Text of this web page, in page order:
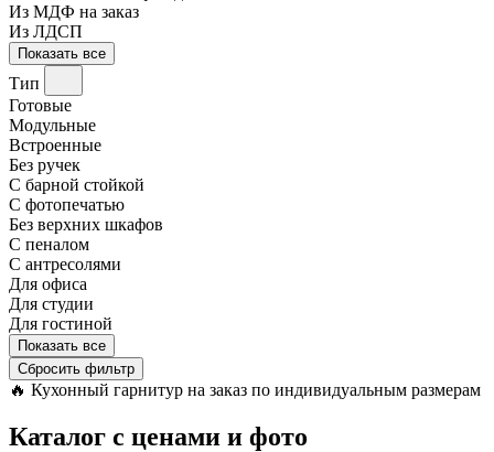
Из МДФ на заказ
Из ЛДСП
Показать все
Тип
Готовые
Модульные
Встроенные
Без ручек
С барной стойкой
С фотопечатью
Без верхних шкафов
С пеналом
С антресолями
Для офиса
Для студии
Для гостиной
Показать все
Сбросить фильтр
🔥 Кухонный гарнитур на заказ по индивидуальным размерам
Каталог с ценами и фото